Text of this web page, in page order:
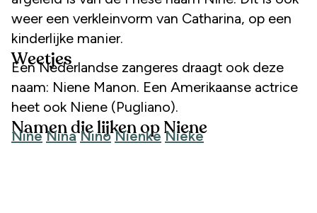
weer een verkleinvorm van Catharina, op een
kinderlijke manier.
Weetjes
Een Nederlandse zangeres draagt ook deze
naam: Niene Manon. Een Amerikaanse actrice
heet ook Niene (Pugliano).
Namen die lijken op Niene
Nine Nina Nino Nienke Nieke